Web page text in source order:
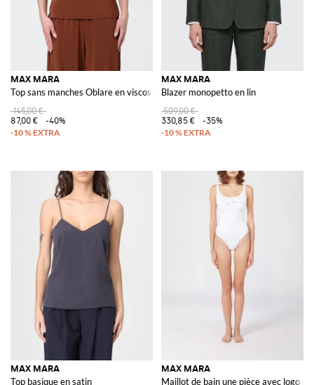
MAX MARA
Top sans manches Oblare en viscose stretch avec col en V
145,00 €
87,00 €
-40%
MAX MARA
Blazer monopetto en lin
509,00 €
330,85 €
-35%
MAX MARA
Top basique en satin
MAX MARA
Maillot de bain une pièce avec logo